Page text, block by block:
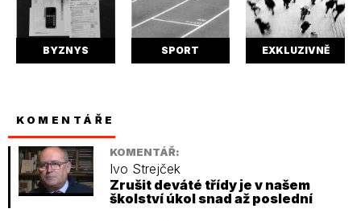
BYZNYS SPORT EXKLUZIVNĚ
KOMENTÁŘE
KOMENTÁŘ:
Ivo Strejček
Zrušit deváté třídy je v našem
školství úkol snad až poslední